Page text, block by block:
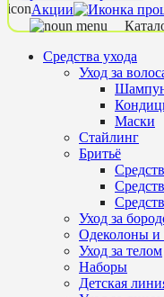
Акции
Средства ухода
Уход за
Маски
Стайлинг
Бритьё
Уход за
Одеколоны
Уход за телом
Наборы
Детская